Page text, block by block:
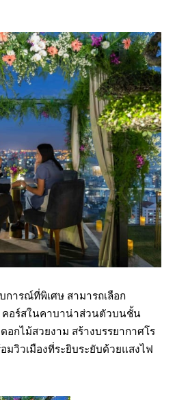
การณ์ที่พิเศษ สามารถเลือก
คอร์สในคาบาน่าส่วนตัวบนชั้น
กไม้สวยงาม สร้างบรรยากาศโร
วิวเมืองที่ระยิบระยับด้วยแสงไฟ